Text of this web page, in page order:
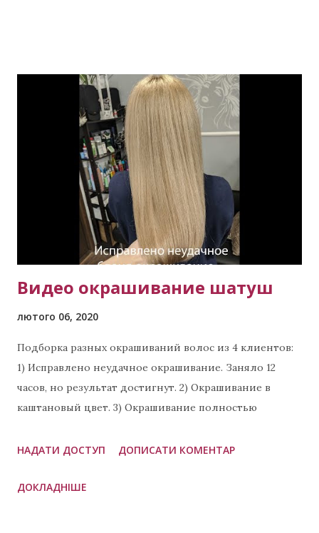
Видео окрашивание шатуш
лютого 06, 2020
Подборка разных окрашиваний волос из 4 клиентов:
1) Исправлено неудачное окрашивание. Заняло 12
часов, но результат достигнут. 2) Окрашивание в
каштановый цвет. 3) Окрашивание полностью
Шатуш на рыжих волосах. Звоните сейчас Мастер
тел +380 98 398 5891 Напишите своё мнение о
НАДАТИ ДОСТУП ДОПИСАТИ КОМЕНТАР
ДОКЛАДНІШЕ